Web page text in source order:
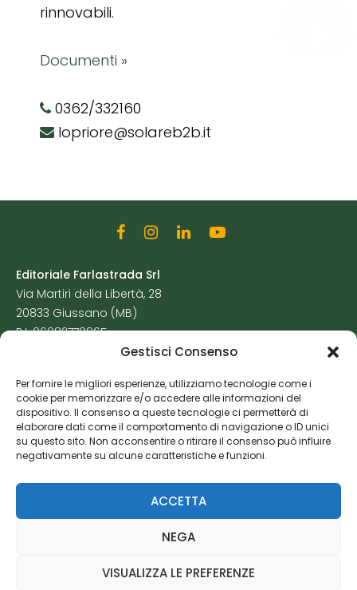
Gestisci Consenso
Per fornire le migliori esperienze, utilizziamo tecnologie come i
cookie per memorizzare e/o accedere alle informazioni del
dispositivo. Il consenso a queste tecnologie ci permetterà di
elaborare dati come il comportamento di navigazione o ID unici
su questo sito. Non acconsentire o ritirare il consenso può influire
negativamente su alcune caratteristiche e funzioni.
ACCETTA
NEGA
VISUALIZZA LE PREFERENZE
rinnovabili.
Documenti »
0362/332160
lopriore@solareb2b.it
Editoriale Farlastrada Srl
Via Martiri della Libertà, 28
20833 Giussano (MB)
P.I. 06982770965
Cookie Policy
Risorse Aggiuntive